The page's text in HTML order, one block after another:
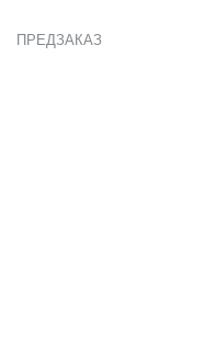
ПРЕДЗАКАЗ